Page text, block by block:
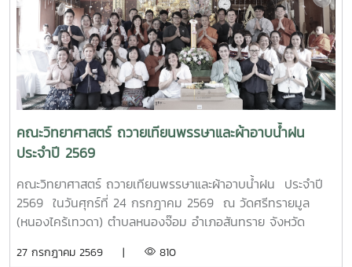
มหาวิทยาลัยแม่โจ้ มาให้ความรู้ทั้งภาคทฤษฎีและภาคปฏิบัติเกี่ยว
กับการควบคุมแขนกลหุ่นยนต์ การประยุกต์ใช้งานในภาค
อุตสาหกรรม ตลอดจนการใช้งานเทคโนโลยีระบบอัตโนมัติ เพื่อให้
นักศึกษาได้เรียนรู้จากประสบการณ์จริงและสามารถนำองค์ความ
รู้ไปประยุกต์ใช้ในการเรียนและการประกอบอาชีพในอนาคต โดย
โครงการดังกล่าวมีวัตถุประสงค์เพื่อพัฒนาสมรรถนะด้าน
เทคโนโลยีและระบบอัตโนมัติ เสริมสร้างทักษะวิชาชีพที่สอดคล้อง
กับความต้องการของภาคอุตสาหกรรมยุคใหม่ พร้อมยกระดับ
ศักยภาพผู้เรียนให้มีความพร้อมเข้าสู่การทำงานในอุตสาหกรรม
4.0MTP : "ผู้นำการผลิตและพัฒนากำลังคนอาชีวศึกษาเฉพาะ
ทางสมรรรถนะสูง" 32 ปี MTP รั้ว ชมพู - ฟ้าดูรูปเพิ่มเติม :
https://drive.google.com/drive/folders/
คณะวิทยาศาสตร์ ถวายเทียนพรรษาและผ้าอาบน้ำฝน
ประจำปี 2569
คณะวิทยาศาสตร์ ถวายเทียนพรรษาและผ้าอาบน้ำฝน ประจำปี
2569 ในวันศุกร์ที่ 24 กรกฎาคม 2569 ณ วัดศรีทรายมูล
(หนองไคร้เทวดา) ตำบลหนองจ๊อม อำเภอสันทราย จังหวัด
27 กรกฎาคม 2569 | 810